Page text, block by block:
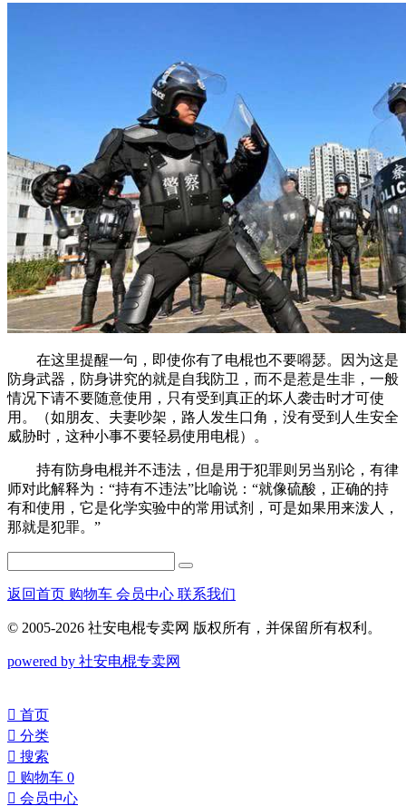
在这里提醒一句，即使你有了电棍也不要嘚瑟。因为这是
防身武器，防身讲究的就是自我防卫，而不是惹是生非，一般
情况下请不要随意使用，只有受到真正的坏人袭击时才可使
用。（如朋友、夫妻吵架，路人发生口角，没有受到人生安全
威胁时，这种小事不要轻易使用电棍）。
持有防身电棍并不违法，但是用于犯罪则另当别论，有律
师对此解释为：“持有不违法”比喻说：“就像硫酸，正确的持
有和使用，它是化学实验中的常用试剂，可是如果用来泼人，
那就是犯罪。”
返回首页 购物车 会员中心 联系我们
© 2005-2026 社安电棍专卖网 版权所有，并保留所有权利。
powered by 社安电棍专卖网
󰀁 首页
󰀂 分类
󰀃 搜索
󰀄 购物车 0
󰀅 会员中心